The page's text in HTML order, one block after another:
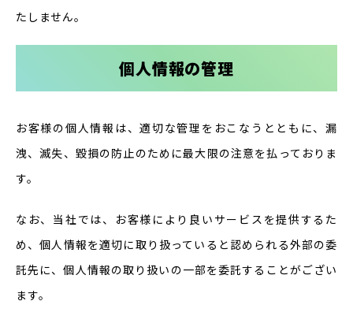
たしません。
個人情報の管理
お客様の個人情報は、適切な管理をおこなうとともに、漏
洩、滅失、毀損の防止のために最大限の注意を払っておりま
す。
なお、当社では、お客様により良いサービスを提供するた
め、個人情報を適切に取り扱っていると認められる外部の委
託先に、個人情報の取り扱いの一部を委託することがござい
ます。